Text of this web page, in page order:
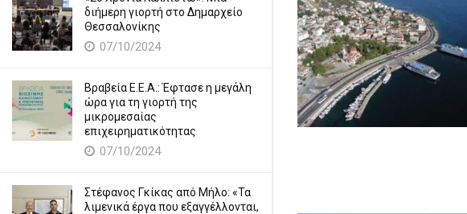
διήμερη γιορτή στο Δημαρχείο
Θεσσαλονίκης
07/10/2024
Βραβεία Ε.Ε.Α.: Έφτασε η μεγάλη
ώρα για τη γιορτή της
μικρομεσαίας
επιχειρηματικότητας
07/10/2024
Στέφανος Γκίκας από Μήλο: «Τα
λιμενικά έργα που εξαγγέλλονται,